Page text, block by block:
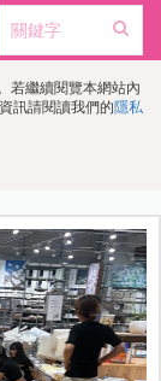
若繼續閱覽本網站內
訊請閱讀我們的隱私